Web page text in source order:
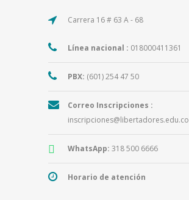
Carrera 16 # 63 A - 68
Línea nacional : 018000411361
PBX: (601) 254 47 50
Correo Inscripciones :
inscripciones@libertadores.edu.co
WhatsApp: 318 500 6666
Horario de atención